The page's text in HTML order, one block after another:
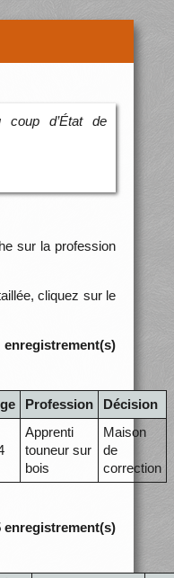
d’État de
sur la profession
cliquez sur le
Profession Décision
Apprenti
touneur sur
bois
Maison
de
correction
enregistrement(s)